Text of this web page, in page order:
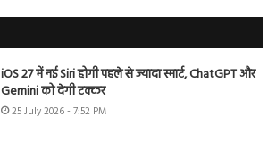
iOS 27 में नई Siri होगी पहले से ज्यादा स्मार्ट, ChatGPT और
Gemini को देगी टक्कर
25 July 2026 - 7:52 PM